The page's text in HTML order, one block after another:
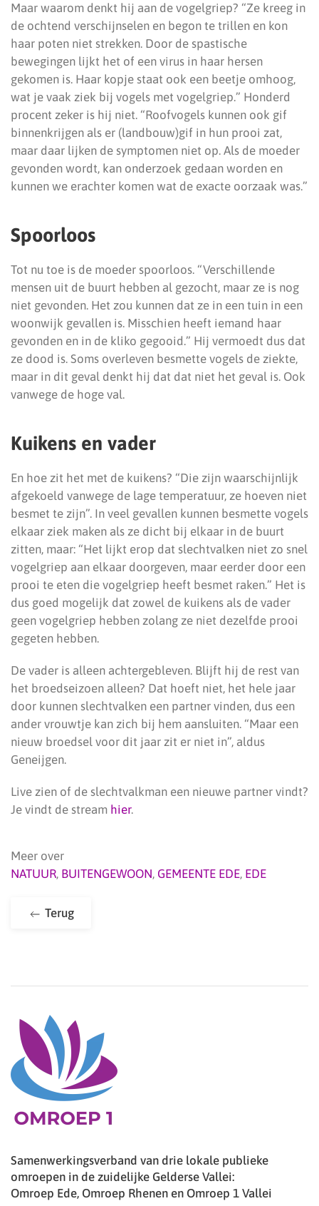
Maar waarom denkt hij aan de vogelgriep? “Ze kreeg in
de ochtend verschijnselen en begon te trillen en kon
haar poten niet strekken. Door de spastische
bewegingen lijkt het of een virus in haar hersen
gekomen is. Haar kopje staat ook een beetje omhoog,
wat je vaak ziek bij vogels met vogelgriep.” Honderd
procent zeker is hij niet. “Roofvogels kunnen ook gif
binnenkrijgen als er (landbouw)gif in hun prooi zat,
maar daar lijken de symptomen niet op. Als de moeder
gevonden wordt, kan onderzoek gedaan worden en
kunnen we erachter komen wat de exacte oorzaak was.”
Spoorloos
Tot nu toe is de moeder spoorloos. “Verschillende
mensen uit de buurt hebben al gezocht, maar ze is nog
niet gevonden. Het zou kunnen dat ze in een tuin in een
woonwijk gevallen is. Misschien heeft iemand haar
gevonden en in de kliko gegooid.” Hij vermoedt dus dat
ze dood is. Soms overleven besmette vogels de ziekte,
maar in dit geval denkt hij dat dat niet het geval is. Ook
vanwege de hoge val.
Kuikens en vader
En hoe zit het met de kuikens? “Die zijn waarschijnlijk
afgekoeld vanwege de lage temperatuur, ze hoeven niet
besmet te zijn”. In veel gevallen kunnen besmette vogels
elkaar ziek maken als ze dicht bij elkaar in de buurt
zitten, maar: “Het lijkt erop dat slechtvalken niet zo snel
vogelgriep aan elkaar doorgeven, maar eerder door een
prooi te eten die vogelgriep heeft besmet raken.” Het is
dus goed mogelijk dat zowel de kuikens als de vader
geen vogelgriep hebben zolang ze niet dezelfde prooi
gegeten hebben.
De vader is alleen achtergebleven. Blijft hij de rest van
het broedseizoen alleen? Dat hoeft niet, het hele jaar
door kunnen slechtvalken een partner vinden, dus een
ander vrouwtje kan zich bij hem aansluiten. “Maar een
nieuw broedsel voor dit jaar zit er niet in”, aldus
Geneijgen.
Live zien of de slechtvalkman een nieuwe partner vindt?
Je vindt de stream hier.
Meer over
NATUUR, BUITENGEWOON, GEMEENTE EDE, EDE
Terug
Samenwerkingsverband van drie lokale publieke
omroepen in de zuidelijke Gelderse Vallei:
Omroep Ede, Omroep Rhenen en Omroep 1 Vallei